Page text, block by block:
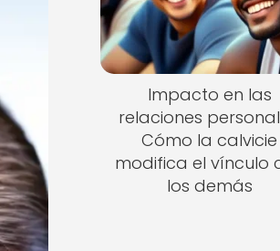
Impacto en las
relaciones
Cómo la calvicie
modifica el vínculo
los demás